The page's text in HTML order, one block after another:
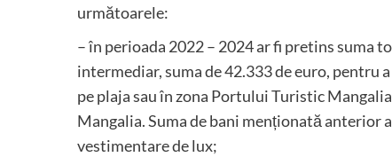
următoarele:
– în perioada 2022 – 2024 ar fi pretins suma
intermediar, suma de 42.333 de euro, pentru
pe plaja sau în zona Portului Turistic
Mangalia. Suma de bani menționată
vestimentare de lux;